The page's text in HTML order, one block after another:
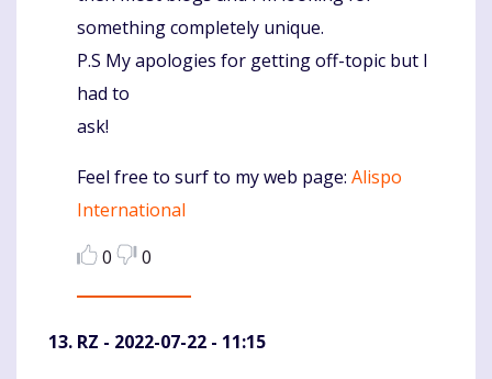
something completely unique.
P.S My apologies for getting off-topic but I
had to
ask!
Feel free to surf to my web page: Alispo
International
0
0
RZ - 2022-07-22 - 11:15